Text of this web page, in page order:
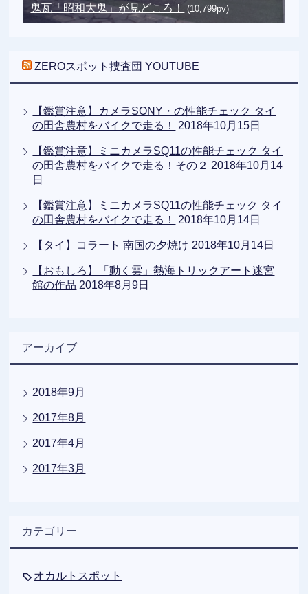
鬼瓦「昭和大鬼」が見どころ！
(10,799pv)
ZEROスポット捜査団 YOUTUBE
【鑑賞注意】カメラSONY・の性能チェック タイ
の田舎農村をバイクで走る！
2018年10月15日
【鑑賞注意】ミニカメラSQ11の性能チェック タイ
の田舎農村をバイクで走る！その２ 2018年10月14
日
【鑑賞注意】ミニカメラSQ11の性能チェック タイ
の田舎農村をバイクで走る！
2018年10月14日
【タイ】コラート 南国の夕焼け 2018年10月14日
【おもしろ】「動く雲」熱海トリックアート迷宮
館の作品 2018年8月9日
アーカイブ
2018年9月
2017年8月
2017年4月
2017年3月
カテゴリー
オカルトスポット